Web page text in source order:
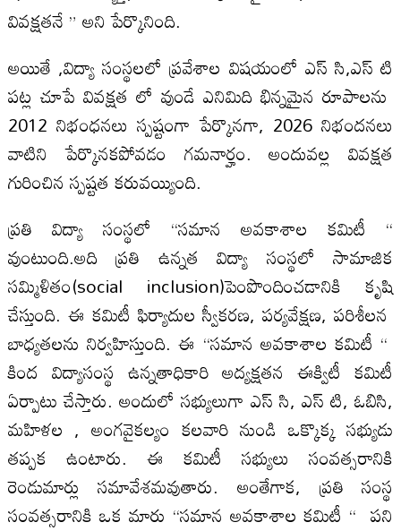
వివక్షతనే ” అని పేర్కొనింది.
అయితే ,విద్యా సంస్థలలో ప్రవేశాల విషయంలో ఎస్ సి,ఎస్ టి
పట్ల చూపే వివక్షత లో వుండే ఎనిమిది భిన్నమైన రూపాలను
2012 నిభంధనలు స్పష్టంగా పేర్కొనగా, 2026 నిభందనలు
వాటిని పేర్కొనకపోవడం గమనార్హం. అందువల్ల వివక్షత
గురించిన స్పష్టత కరువయ్యింది.
ప్రతి విద్యా సంస్థలో “సమాన అవకాశాల కమిటీ “
వుంటుంది.అది ప్రతి ఉన్నత విద్యా సంస్థలో సామాజిక
సమ్మిళితం(social inclusion)పెంపొందించడానికి కృషి
చేస్తుంది. ఈ కమిటీ ఫిర్యాదుల స్వీకరణ, పర్యవేక్షణ, పరిశీలన
బాధ్య‌తలను నిర్వహిస్తుంది. ఈ “సమాన అవకాశాల కమిటీ “
కింద విద్యాసంస్థ ఉన్నతాధికారి అద్యక్షతన ఈక్విటీ కమిటీ
ఏర్పాటు చేస్తారు. అందులో సభ్యులుగా ఎస్ సి, ఎస్ టి, ఓబిసి,
మహిళల , అంగవైకల్యం కలవారి నుండి ఒక్కొక్క సభ్యుడు
తప్పక ఉంటారు. ఈ కమిటీ సభ్యులు సంవత్సరానికి
రెండుమార్లు సమావేశమవుతారు. అంతేగాక, ప్రతి సంస్థ
సంవత్సరానికి ఒక మారు “సమాన అవకాశాల కమిటీ “ పని